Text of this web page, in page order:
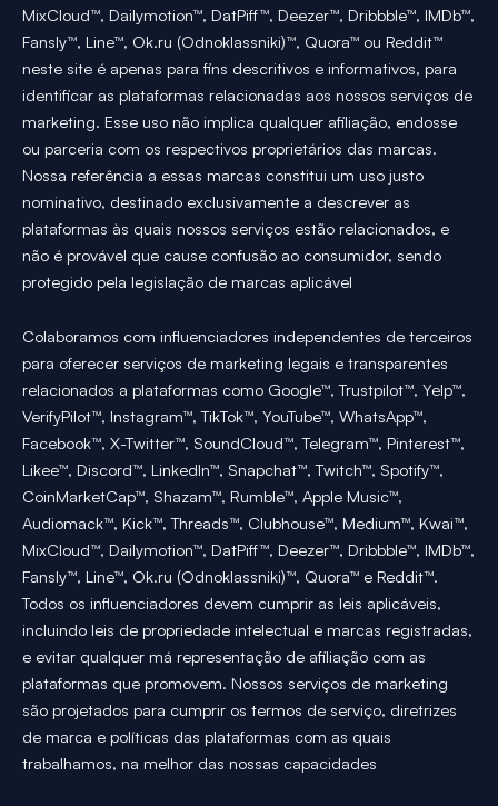
MixCloud™, Dailymotion™, DatPiff™, Deezer™, Dribbble™, IMDb™,
Fansly™, Line™, Ok.ru (Odnoklassniki)™, Quora™ ou Reddit™
neste site é apenas para fins descritivos e informativos, para
identificar as plataformas relacionadas aos nossos serviços de
marketing. Esse uso não implica qualquer afiliação, endosse
ou parceria com os respectivos proprietários das marcas.
Nossa referência a essas marcas constitui um uso justo
nominativo, destinado exclusivamente a descrever as
plataformas às quais nossos serviços estão relacionados, e
não é provável que cause confusão ao consumidor, sendo
protegido pela legislação de marcas aplicável
Colaboramos com influenciadores independentes de terceiros
para oferecer serviços de marketing legais e transparentes
relacionados a plataformas como Google™, Trustpilot™, Yelp™,
VerifyPilot™, Instagram™, TikTok™, YouTube™, WhatsApp™,
Facebook™, X-Twitter™, SoundCloud™, Telegram™, Pinterest™,
Likee™, Discord™, LinkedIn™, Snapchat™, Twitch™, Spotify™,
CoinMarketCap™, Shazam™, Rumble™, Apple Music™,
Audiomack™, Kick™, Threads™, Clubhouse™, Medium™, Kwai™,
MixCloud™, Dailymotion™, DatPiff™, Deezer™, Dribbble™, IMDb™,
Fansly™, Line™, Ok.ru (Odnoklassniki)™, Quora™ e Reddit™.
Todos os influenciadores devem cumprir as leis aplicáveis,
incluindo leis de propriedade intelectual e marcas registradas,
e evitar qualquer má representação de afiliação com as
plataformas que promovem. Nossos serviços de marketing
são projetados para cumprir os termos de serviço, diretrizes
de marca e políticas das plataformas com as quais
trabalhamos, na melhor das nossas capacidades